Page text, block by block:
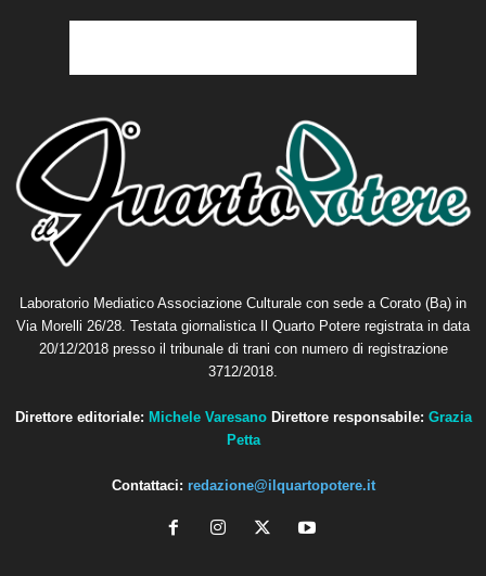
Laboratorio Mediatico Associazione Culturale con sede a Corato (Ba) in
Via Morelli 26/28. Testata giornalistica Il Quarto Potere registrata in data
20/12/2018 presso il tribunale di trani con numero di registrazione
3712/2018.
Direttore editoriale: Michele Varesano Direttore responsabile: Grazia
Petta
Contattaci: redazione@ilquartopotere.it